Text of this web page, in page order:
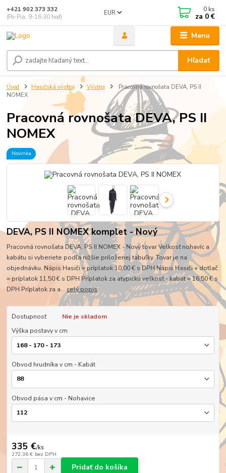
Menu
EUR
Hľadať
+421 902 373 332
(Po-Pia, 9-16:30 hod)
0 ks
za 0 €
Úvod Hasičská výstroj Výstroj
Pracovná rovnošata DEVA, PS II
NOMEX
Pracovná rovnošata DEVA, PS II
NOMEX
Novinka
DEVA, PS II NOMEX komplet - Nový
Pracovná rovnošata DEVA, PS II NOMEX - Nový tovar Velkosť nohavíc a
kabátu si vyberiete podľa nižšie priloženej tabuľky. Tovar je na
objednávku. Nápis Hasiči = príplatok 10,00 € s DPH Nápis Hasiči + dotlač
= príplatok 11,50 € s DPH Príplatok za atypickú veľkosť - kabát = 16,50 € s
DPH Príplatok za a...celý popis
Dostupnosť
Nie je skladom
Výška postavy v cm
Obvod hrudníka v cm - Kabát
Obvod pása v cm - Nohavice
335 €/ks
272,36 € bez DPH
Pridať do košíka